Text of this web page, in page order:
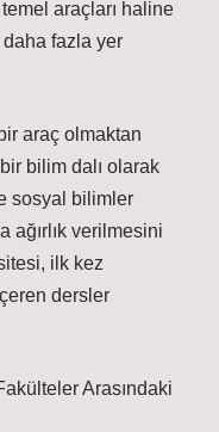
araçları haline
fazla yer
araç olmaktan
bilim dalı olarak
sosyal bilimler
ağırlık verilmesini
ilk kez
dersler
Arasındaki